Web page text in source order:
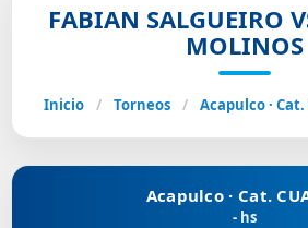
FABIAN SALGUEIRO
MOLINOS
Inicio / Torneos / Acapulco · Cat.
Acapulco · Cat.
- hs